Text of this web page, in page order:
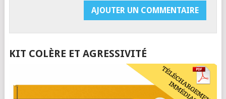
KIT COLÈRE ET AGRESSIVITÉ